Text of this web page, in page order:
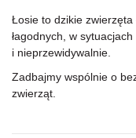
Łosie to dzikie
łagodnych, w
i nieprzewidywalnie.
Zadbajmy wspólnie o
zwierząt.